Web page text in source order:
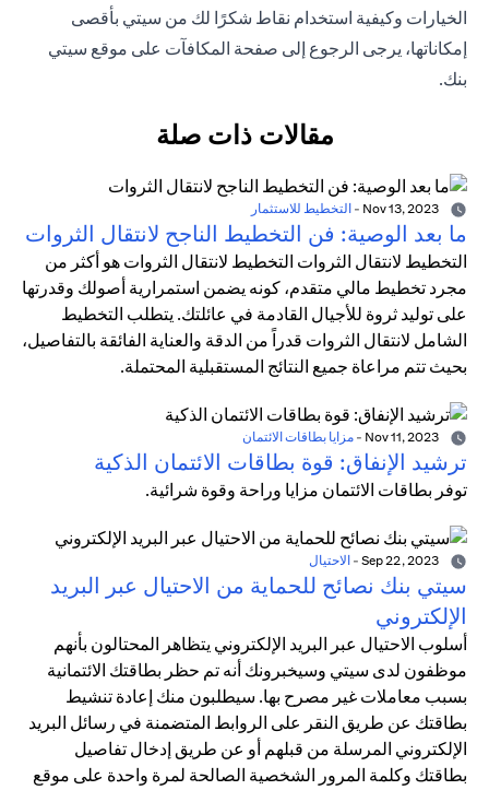
الخيارات وكيفية استخدام نقاط شكرًا لك من سيتي بأقصى
إمكاناتها، يرجى الرجوع إلى صفحة المكافآت على موقع سيتي
بنك.
مقالات ذات صلة
- التخطيط للاستثمار
ما بعد الوصية: فن التخطيط الناجح لانتقال الثروات
التخطيط لانتقال الثروات التخطيط لانتقال الثروات هو أكثر من
مجرد تخطيط مالي متقدم، كونه يضمن استمرارية أصولك وقدرتها
على توليد ثروة للأجيال القادمة في عائلتك. يتطلب التخطيط
الشامل لانتقال الثروات قدراً من الدقة والعناية الفائقة بالتفاصيل،
بحيث تتم مراعاة جميع النتائج المستقبلية المحتملة.
- مزايا بطاقات الائتمان
ترشيد الإنفاق: قوة بطاقات الائتمان الذكية
توفر بطاقات الائتمان مزايا وراحة وقوة شرائية.
- الاحتيال
سيتي بنك نصائح للحماية من الاحتيال عبر البريد
الإلكتروني
أسلوب الاحتيال عبر البريد الإلكتروني يتظاهر المحتالون بأنهم
موظفون لدى سيتي وسيخبرونك أنه تم حظر بطاقتك الائتمانية
بسبب معاملات غير مصرح بها. سيطلبون منك إعادة تنشيط
بطاقتك عن طريق النقر على الروابط المتضمنة في رسائل البريد
الإلكتروني المرسلة من قبلهم أو عن طريق إدخال تفاصيل
بطاقتك وكلمة المرور الشخصية الصالحة لمرة واحدة على موقع